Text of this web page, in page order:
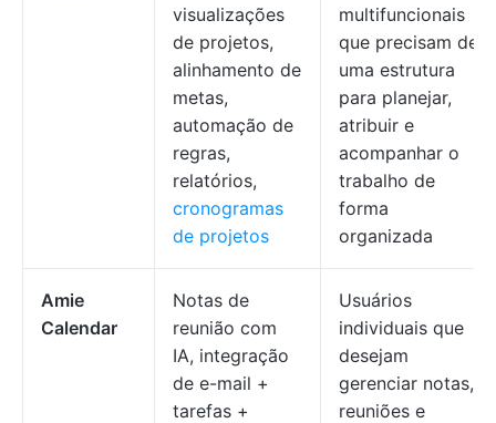
visualizações
de projetos,
alinhamento de
metas,
automação de
regras,
relatórios,
cronogramas
de projetos
multifuncionais
que precisam de
uma estrutura
para planejar,
atribuir e
acompanhar o
trabalho de
forma
organizada
Amie
Calendar
Notas de
reunião com
IA, integração
de e-mail +
tarefas +
Usuários
individuais que
desejam
gerenciar notas,
reuniões e